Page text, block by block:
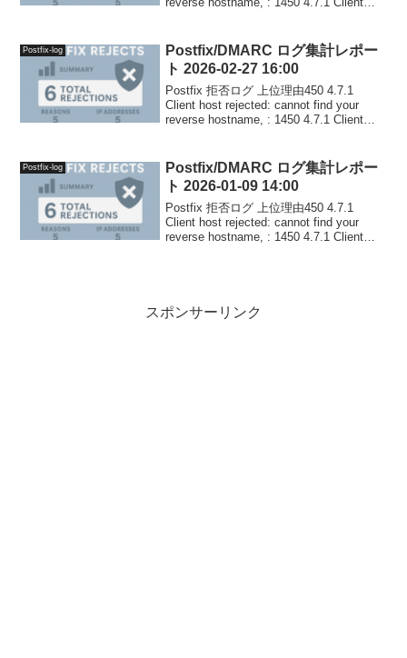
Postfix-log
Postfix/DMARC ログ集計レポー
ト 2026-02-27 16:00
Postfix 拒否ログ 上位理由450 4.7.1
Client host rejected: cannot find your
reverse hostname, : 1450 4.7.1 Client
Postfix-log
Postfix/DMARC ログ集計レポー
ト 2026-01-09 14:00
Postfix 拒否ログ 上位理由450 4.7.1
Client host rejected: cannot find your
reverse hostname, : 1450 4.7.1 Client
スポンサーリンク